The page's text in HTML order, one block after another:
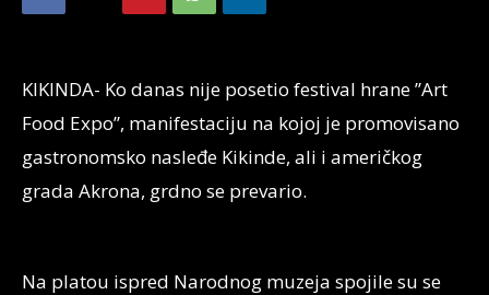
KIKINDA- Ko danas nije posetio festival hrane ”Art
Food Expo”, manifestaciju na kojoj je promovisano
gastronomsko nasleđe Kikinde, ali i američkog
grada Akrona, grdno se prevario.
Na platou ispred Narodnog muzeja spojile su se